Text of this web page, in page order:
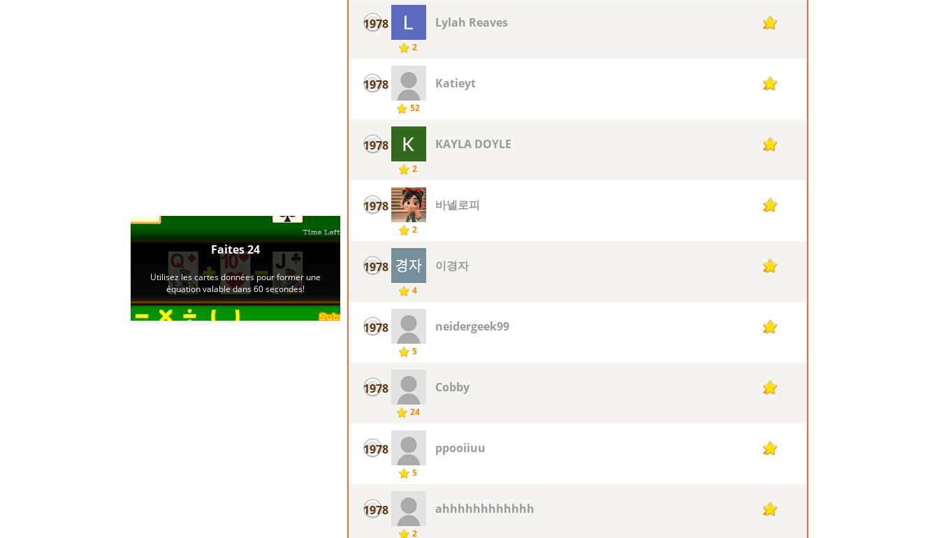
1978
2
Lylah Reaves 2
1978
52
Katieyt 2
1978
2
KAYLA DOYLE 2
1978
2
바넬로피 2
1978
4
이경자 2
1978
5
neidergeek99 2
1978
24
Cobby 2
1978
5
ppooiiuu 2
1978
2
ahhhhhhhhhhhh 2